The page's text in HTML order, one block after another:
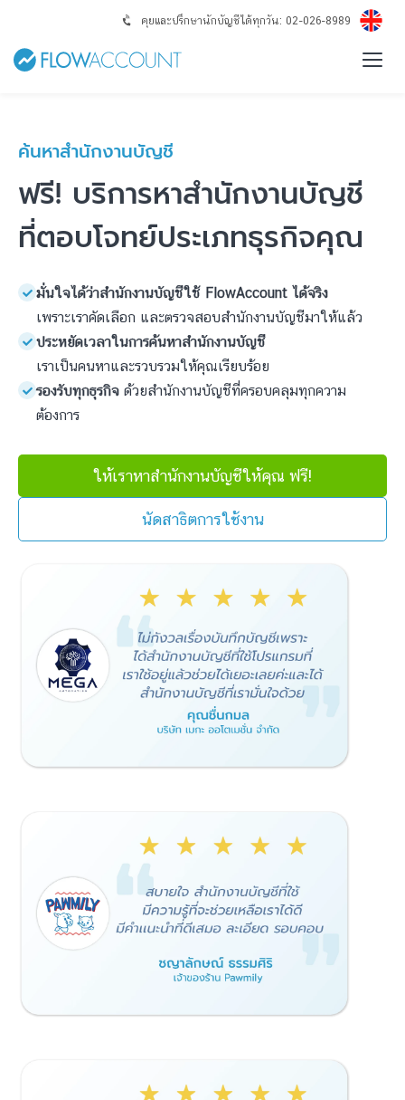
คุยและปรึกษานักบัญชีได้ทุกวัน: 02-026-8989
ค้นหาสำนักงานบัญชี
ฟรี! บริการหาสำนักงานบัญชี
ที่ตอบโจทย์ประเภทธุรกิจคุณ
เพราะเราคัดเลือก และตรวจสอบสำนักงานบัญชีมาให้แล้ว
เราเป็นคนหาและรวบรวมให้คุณเรียบร้อย
รองรับทุกธุรกิจ ด้วยสำนักงานบัญชีที่ครอบคลุมทุกความ
ต้องการ
ให้เราหาสำนักงานบัญชีให้คุณ ฟรี!
นัดสาธิตการใช้งาน